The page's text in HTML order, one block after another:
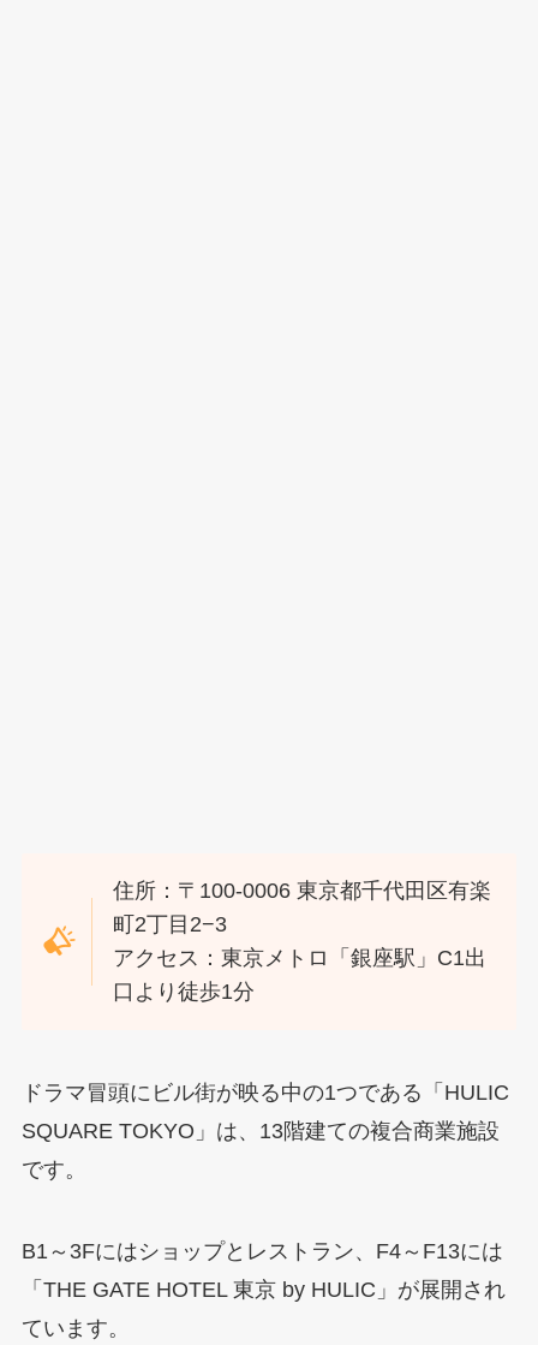
住所：〒100-0006 東京都千代田区有楽
町2丁目2−3
アクセス：東京メトロ「銀座駅」C1出
口より徒歩1分
ドラマ冒頭にビル街が映る中の1つである「HULIC
SQUARE TOKYO」は、13階建ての複合商業施設
です。
B1～3Fにはショップとレストラン、F4～F13には
「THE GATE HOTEL 東京 by HULIC」が展開され
ています。